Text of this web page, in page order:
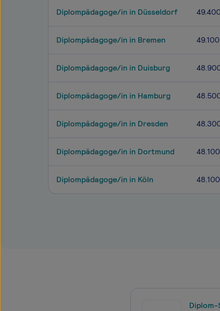
Diplompädagoge/in in Düsseldorf
Diplompädagoge/in in Bremen
Diplompädagoge/in in Duisburg
Diplompädagoge/in in Hamburg
Diplompädagoge/in in Dresden
Diplompädagoge/in in Dortmund
Diplompädagoge/in in Köln